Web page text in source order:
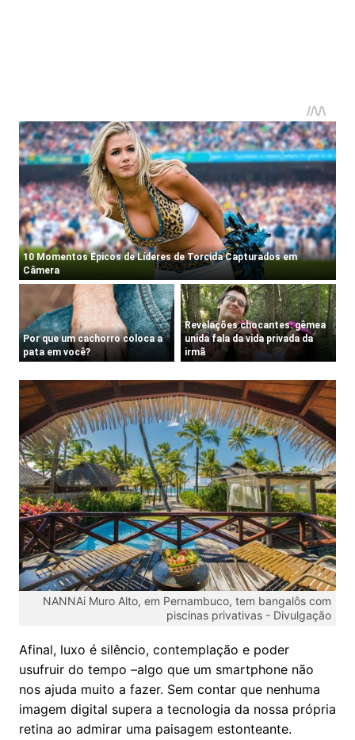
NANNAi Muro Alto, em Pernambuco, tem bangalôs com
piscinas privativas - Divulgação
Afinal, luxo é silêncio, contemplação e poder
usufruir do tempo –algo que um smartphone não
nos ajuda muito a fazer. Sem contar que nenhuma
imagem digital supera a tecnologia da nossa própria
retina ao admirar uma paisagem estonteante.